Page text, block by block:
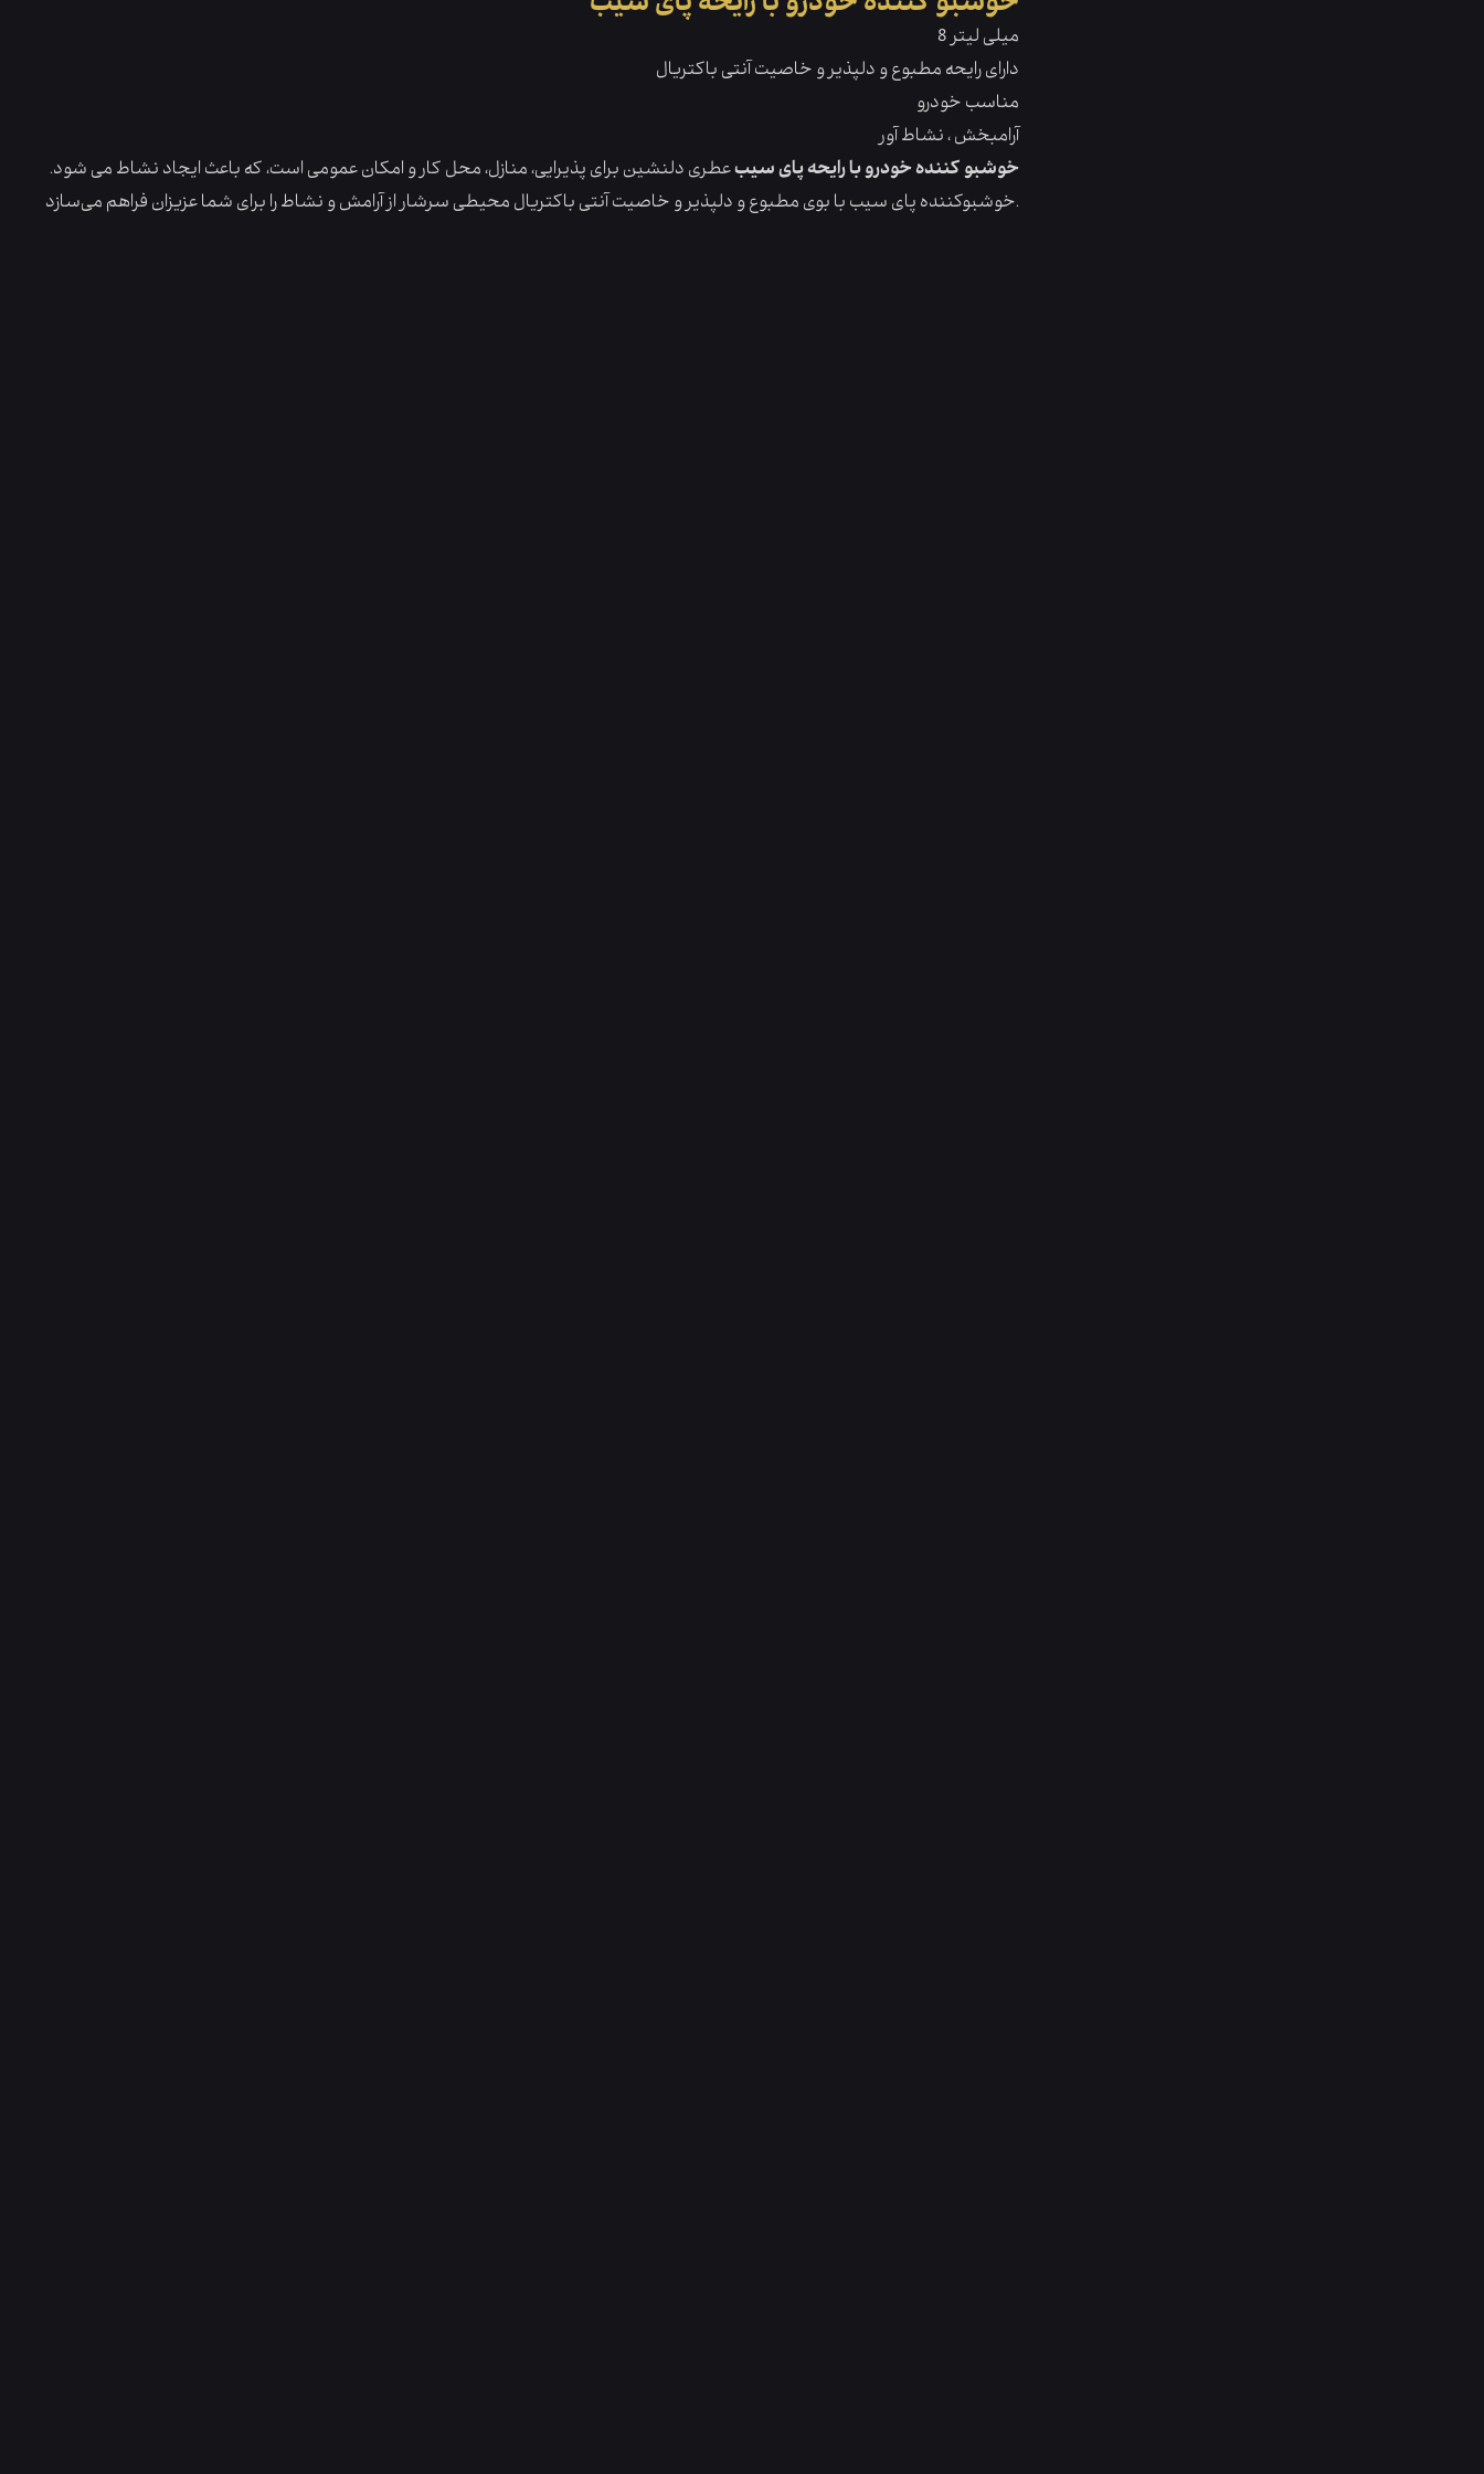
8 میلی لیتر
دارای رایحه مطبوع و دلپذیر و خاصیت آنتی باکتریال
مناسب خودرو
آرامبخش ، نشاط آور
خوشبو کننده خودرو با رایحه پای سیبعطری دلنشین برای پذیرایی، منازل، محل کار و امکان عمومی است، که باعث ایجاد نشاط می شود.
خوشبوکننده پای سیب با بوی مطبوع و دلپذیر و خاصیت آنتی باکتریال محیطی سرشار از آرامش و نشاط را برای شما عزیزان فراهم می‌سازد.